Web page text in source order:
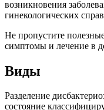
возникновения
гинекологических
Не пропустите
симптомы и лечение в
Виды
Разделение
состояние